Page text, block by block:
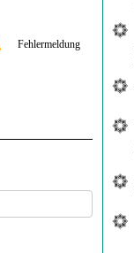
Fehlermeldung